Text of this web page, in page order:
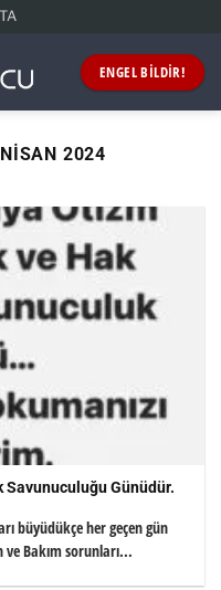
ENGEL BİLDİR!
NISAN 2024
Savunuculuğu Günüdür.
büyüdükçe her geçen gün
Bakım sorunları...